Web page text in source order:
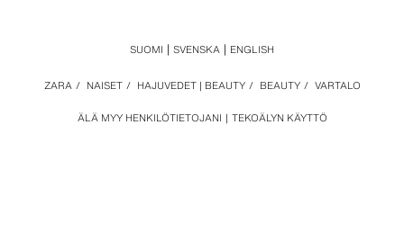
ÄLÄ MYY HENKILÖTIETOJANI TEKOÄLYN KÄYTTÖ
ZARA / NAISET / HAJUVEDET | BEAUTY / BEAUTY / VARTALO
SUOMI SVENSKA ENGLISH